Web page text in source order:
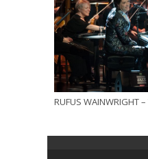
RUFUS WAINWRIGHT